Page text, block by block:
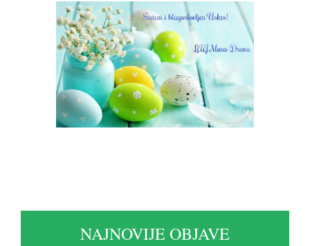
NAJNOVIJE OBJAVE